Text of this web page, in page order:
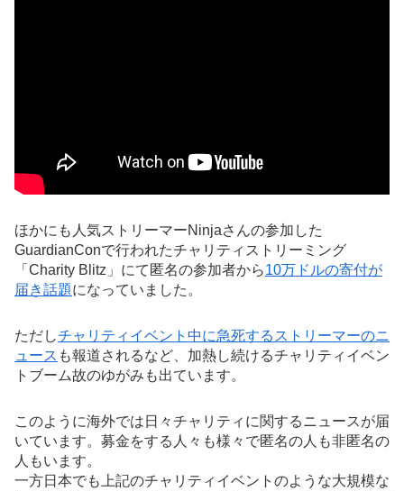
ほかにも人気ストリーマーNinjaさんの参加した
GuardianConで行われたチャリティストリーミング
「Charity Blitz」にて匿名の参加者から10万ドルの寄付が
届き話題になっていました。
ただしチャリティイベント中に急死するストリーマーのニ
ュース も報道されるなど、加熱し続けるチャリティイベン
トブーム故のゆがみも出ています。
このように海外では日々チャリティに関するニュースが届
いています。募金をする人々も様々で匿名の人も非匿名の
人もいます。
一方日本でも上記のチャリティイベントのような大規模な